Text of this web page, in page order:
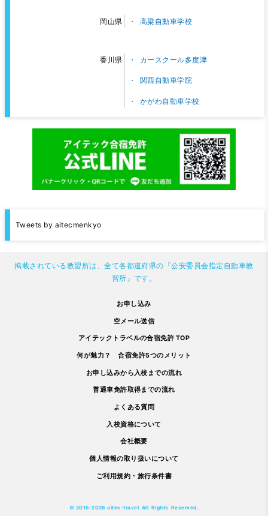
岡山県 高梁自動車学校
香川県 カースクール多度津
関西自動車学院
かがわ自動車学校
Tweets by aitecmenkyo
掲載されている教習所は、全て各都道府県の『公安委員会指定自動車教
習所』です。
お申し込み
空メール送信
アイテックトラベルの合宿免許 TOP
何が魅力？ 合宿免許5つのメリット
お申し込みから入校までの流れ
普通車免許取得までの流れ
よくある質問
入校資格について
会社概要
個人情報の取り扱いについて
ご利用規約・旅行条件書
© 2015-2026 aitec-travel All Rights Reserved.